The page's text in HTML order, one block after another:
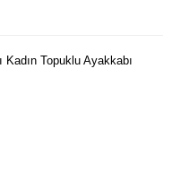
Kadın Topuklu Ayakkabı